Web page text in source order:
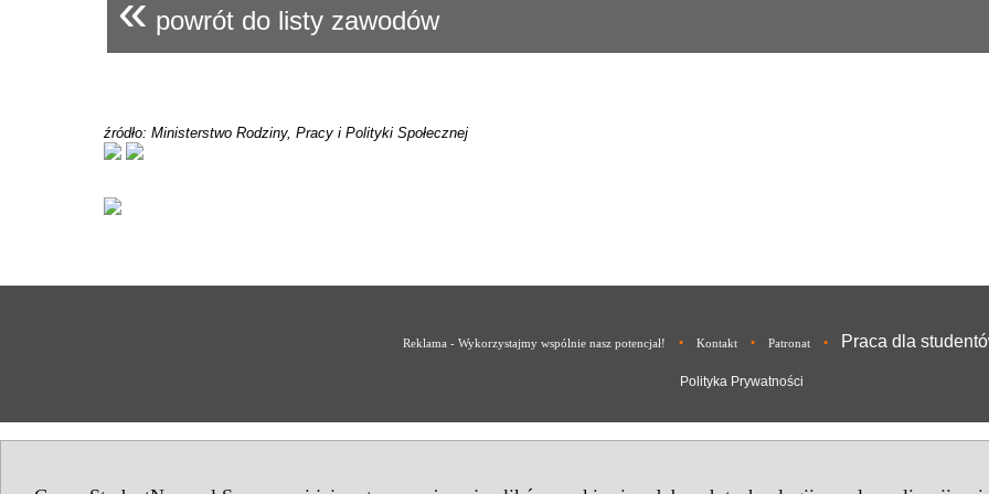
« powrót do listy zawodów
źródło: Ministerstwo Rodziny, Pracy i Polityki Społecznej
Reklama - Wykorzystajmy wspólnie nasz potencjał! • Kontakt • Patronat • Praca dla
Polityka Prywatności